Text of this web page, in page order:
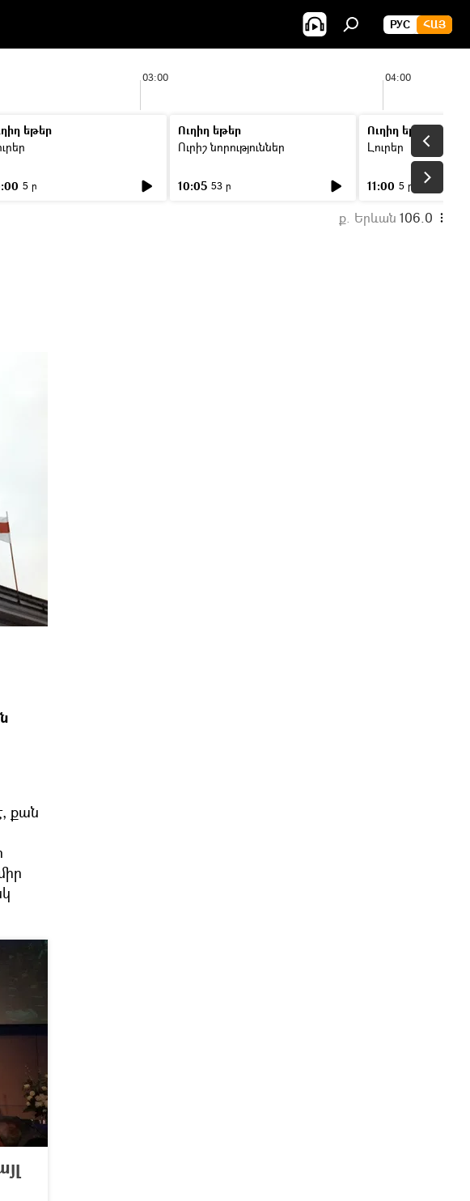
РУС ՀԱՅ
03:00 04:00
եթեր
5 ր
Ուղիղ եթեր
Ուրիշ նորություններ
10:05 53 ր
Ուղիղ եթեր
Լուրեր
11:00 5 ր
ք. Երևան 106.0
քան